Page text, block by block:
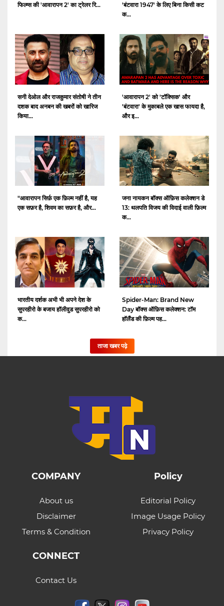
फिल्म्स की 'आवारापन 2' का ट्रेलर रि...
'बंटवारा 1947' के लिए बिना किसी कट
क...
सनी देओल और राजकुमार संतोषी ने तीन
दशक बाद अनबन की खबरों को खारिज
किया...
'आवारापन 2' को 'टॉक्सिक' और
'बंटवारा' के मुकाबले एक खास फायदा है,
और इ...
"आवारापन सिर्फ़ एक फ़िल्म नहीं है, यह
एक सफ़र है, शिवम का सफ़र है, और...
जना नायकन बॉक्स ऑफ़िस कलेक्शन डे
13: थलपति विजय की विदाई वाली फ़िल्म
क...
भारतीय दर्शक अभी भी अपने देश के
सुपरहीरो के बजाय हॉलीवुड सुपरहीरो को
क...
Spider-Man: Brand New
Day बॉक्स ऑफ़िस कलेक्शन: टॉम
हॉलैंड की फ़िल्म पह...
ताजा खबर पढ़े
COMPANY
About us
Disclaimer
Terms & Condition
Policy
Editorial Policy
Image Usage Policy
Privacy Policy
CONNECT
Contact Us